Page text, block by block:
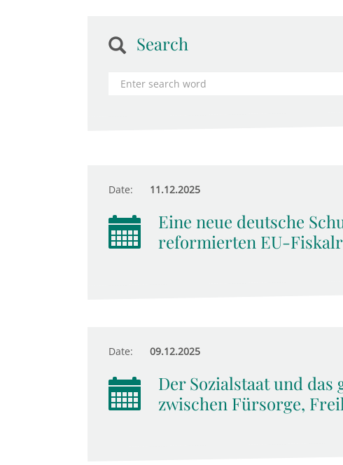
Search
Date: 11.12.2025
Eine neue deutsche
reformierten EU-
Date: 09.12.2025
Der Sozialstaat und
zwischen Fürsorge,